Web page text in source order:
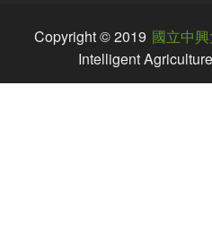
Copyright © 2019 國立中
Intelligent